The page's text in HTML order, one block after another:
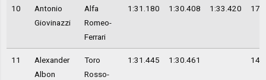
10
Antonio
Giovinazzi
Alfa
Romeo-
Ferrari
1:31.180 1:30.408 1:33.420 17
11
Alexander
Albon
Toro
Rosso-
1:31.445 1:30.461 14